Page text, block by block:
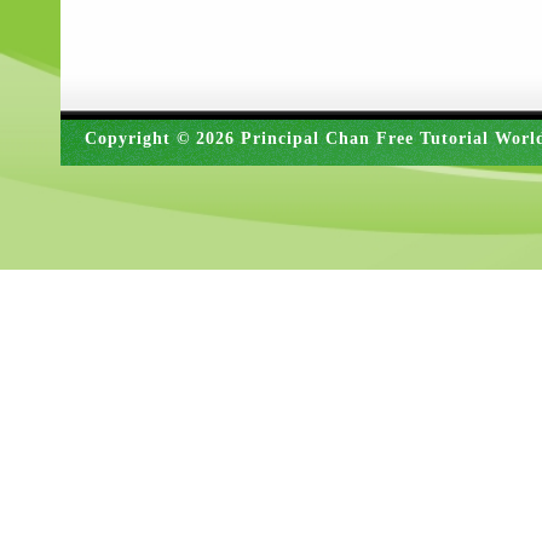
Copyright © 2026 Principal Chan Free Tutorial